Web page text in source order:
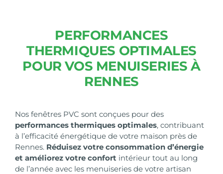
PERFORMANCES
THERMIQUES OPTIMALES
POUR VOS MENUISERIES À
RENNES
Nos fenêtres PVC sont conçues pour des
performances thermiques optimales, contribuant
à l’efficacité énergétique de votre maison près de
Rennes. Réduisez votre consommation d’énergie
et améliorez votre confort intérieur tout au long
de l’année avec les menuiseries de votre artisan